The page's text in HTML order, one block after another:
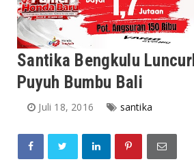
Santika Bengkulu
Puyuh Bumbu Bali
Juli 18, 2016 santika